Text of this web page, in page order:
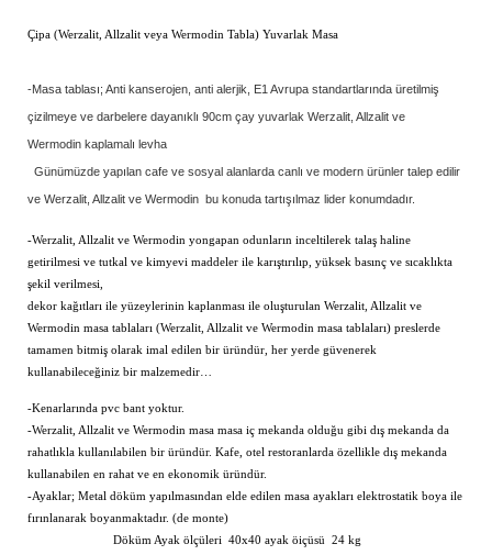
Çipa (Werzalit, Allzalit veya Wermodin Tabla) Yuvarlak Masa
-Masa tablası; Anti kanserojen, anti alerjik, E1 Avrupa standartlarında üretilmiş
çizilmeye ve darbelere dayanıklı 90cm çay yuvarlak Werzalit, Allzalit ve
Wermodin kaplamalı levha
Günümüzde yapılan cafe ve sosyal alanlarda canlı ve modern ürünler talep edilir
ve Werzalit, Allzalit ve Wermodin bu konuda tartışılmaz lider konumdadır.
-Werzalit, Allzalit ve Wermodin yongapan odunların inceltilerek talaş haline
getirilmesi ve tutkal ve kimyevi maddeler ile karıştırılıp, yüksek basınç ve sıcaklıkta
şekil verilmesi,
dekor kağıtları ile yüzeylerinin kaplanması ile oluşturulan Werzalit, Allzalit ve
Wermodin masa tablaları (Werzalit, Allzalit ve Wermodin masa tablaları) preslerde
tamamen bitmiş olarak imal edilen bir üründür, her yerde güvenerek
kullanabileceğiniz bir malzemedir…
-Kenarlarında pvc bant yoktur.
-Werzalit, Allzalit ve Wermodin masa masa iç mekanda olduğu gibi dış mekanda da
rahatlıkla kullanılabilen bir üründür. Kafe, otel restoranlarda özellikle dış mekanda
kullanabilen en rahat ve en ekonomik üründür.
-Ayaklar; Metal döküm yapılmasından elde edilen masa ayakları elektrostatik boya ile
fırınlanarak boyanmaktadır. (de monte)
Döküm Ayak ölçüleri 40x40 ayak öiçüsü 24 kg